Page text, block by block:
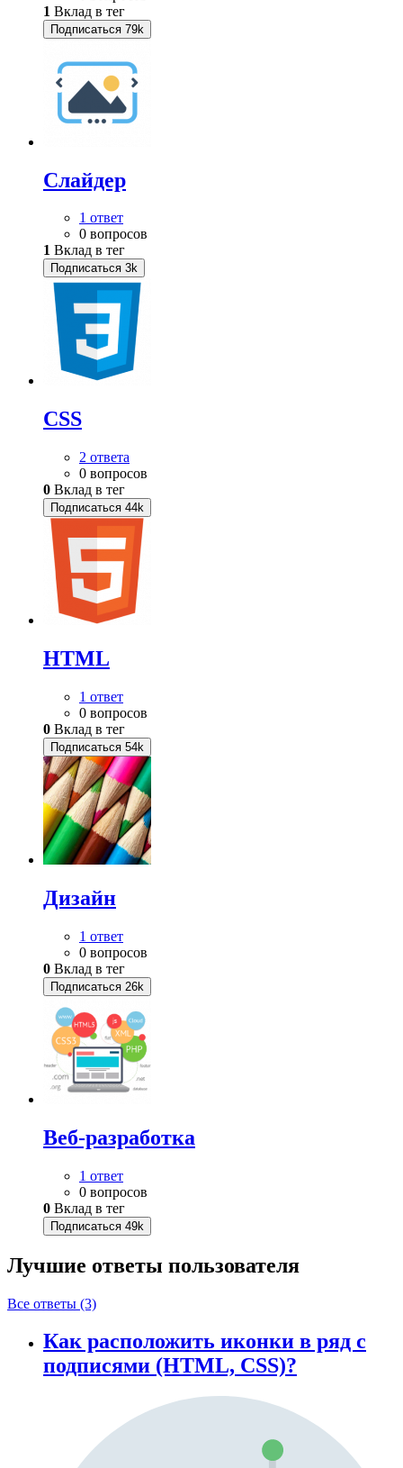
1 Вклад в тег
Подписаться 79k
Слайдер
1 ответ
0 вопросов
1 Вклад в тег
Подписаться 3k
CSS
2 ответа
0 вопросов
0 Вклад в тег
Подписаться 44k
HTML
1 ответ
0 вопросов
0 Вклад в тег
Подписаться 54k
Дизайн
1 ответ
0 вопросов
0 Вклад в тег
Подписаться 26k
Веб-разработка
1 ответ
0 вопросов
0 Вклад в тег
Подписаться 49k
Лучшие ответы пользователя
Все ответы (3)
Как расположить иконки в ряд с
подписями (HTML, CSS)?